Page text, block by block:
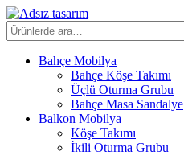
İçeriğe
atla
Ara:
Bahçe Mobilya
Bahçe Köşe Takımı
Üçlü Oturma Grubu
Bahçe Masa Sandalye
Balkon Mobilya
Köşe Takımı
İkili Oturma Grubu